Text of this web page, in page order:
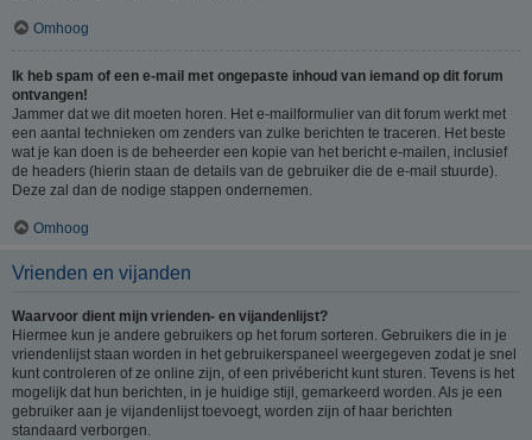
Omhoog
Ik heb spam of een e-mail met ongepaste inhoud van iemand op dit forum
ontvangen!
Jammer dat we dit moeten horen. Het e-mailformulier van dit forum werkt met
een aantal technieken om zenders van zulke berichten te traceren. Het beste
wat je kan doen is de beheerder een kopie van het bericht e-mailen, inclusief
de headers (hierin staan de details van de gebruiker die de e-mail stuurde).
Deze zal dan de nodige stappen ondernemen.
Omhoog
Vrienden en vijanden
Waarvoor dient mijn vrienden- en vijandenlijst?
Hiermee kun je andere gebruikers op het forum sorteren. Gebruikers die in je
vriendenlijst staan worden in het gebruikerspaneel weergegeven zodat je snel
kunt controleren of ze online zijn, of een privébericht kunt sturen. Tevens is het
mogelijk dat hun berichten, in je huidige stijl, gemarkeerd worden. Als je een
gebruiker aan je vijandenlijst toevoegt, worden zijn of haar berichten
standaard verborgen.